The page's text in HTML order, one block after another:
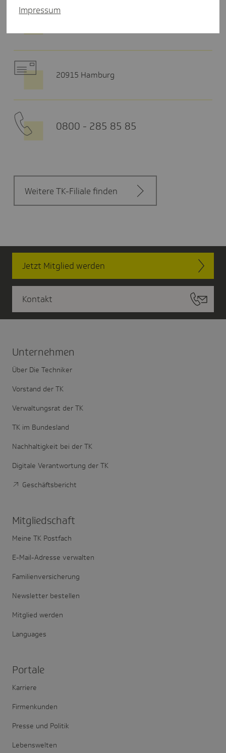
Marktplatz 4
20915 Hamburg
0800 - 285 85 85
Weitere TK-Filiale finden
Jetzt Mitglied werden
Kontakt
Unter­nehmen
Über Die Techniker
Vorstand der TK
Verwaltungsrat der TK
TK im Bundesland
Nachhaltigkeit bei der TK
Digitale Verantwortung der TK
Geschäftsbericht
Mitglied­schaft
Meine TK Postfach
E-Mail-Adresse verwalten
Familienversicherung
Newsletter bestellen
Mitglied werden
Languages
Portale
Karriere
Firmenkunden
Presse und Politik
Lebenswelten
Impressum